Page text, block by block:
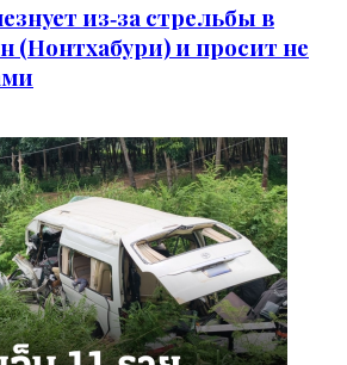
из‑за стрельбы в
(Нонтхабури) и просит не